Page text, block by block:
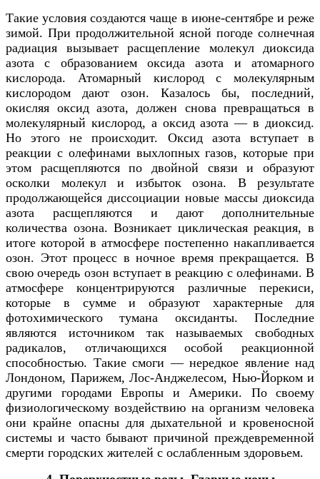
Такие условия создаются чаще в июне-сентябре и реже
зимой. При продолжительной ясной погоде солнечная
радиация вызывает расщепление молекул диоксида
азота с образованием оксида азота и атомарного
кислорода. Атомарный кислород с молекулярным
кислородом дают озон. Казалось бы, последний,
окисляя оксид азота, должен снова превращаться в
молекулярный кислород, а оксид азота — в диоксид.
Но этого не происходит. Оксид азота вступает в
реакции с олефинами выхлопных газов, которые при
этом расщепляются по двойной связи и образуют
осколки молекул и избыток озона. В результате
продолжающейся диссоциации новые массы диоксида
азота расщепляются и дают дополнительные
количества озона. Возникает циклическая реакция, в
итоге которой в атмосфере постепенно накапливается
озон. Этот процесс в ночное время прекращается. В
свою очередь озон вступает в реакцию с олефинами. В
атмосфере концентрируются различные перекиси,
которые в сумме и образуют характерные для
фотохимического тумана оксиданты. Последние
являются источником так называемых свободных
радикалов, отличающихся особой реакционной
способностью. Такие смоги — нередкое явление над
Лондоном, Парижем, Лос-Анджелесом, Нью-Йорком и
другими городами Европы и Америки. По своему
физиологическому воздействию на организм человека
они крайне опасны для дыхательной и кровеносной
системы и часто бывают причиной преждевременной
смерти городских жителей с ослабленным здоровьем.